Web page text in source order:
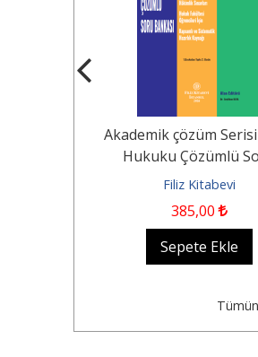
Akademik çözüm
Hukuku Çözümlü
Bankası Hukuk...
Filiz Kitabevi
385,00
Sepete Ekle